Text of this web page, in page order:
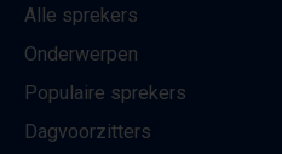
Alle sprekers
Onderwerpen
Populaire sprekers
Dagvoorzitters